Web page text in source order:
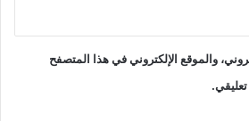
والموقع الإلكتروني في هذا المتصفح